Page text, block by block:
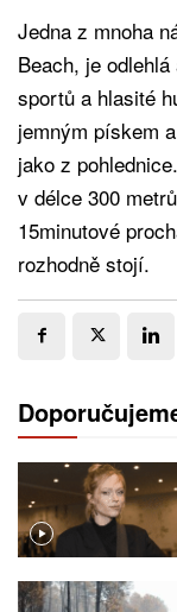
Jedna z mnoha
Beach, je
sportů a hlasité
jemným pískem
jako z
v délce 300
15minutové
rozhodně stojí.